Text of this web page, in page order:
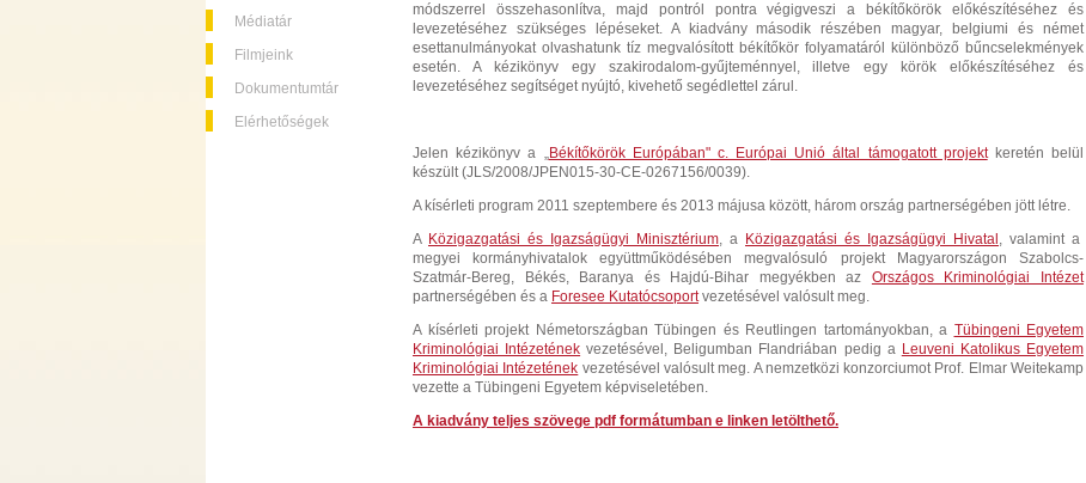
Médiatár
Filmjeink
Dokumentumtár
Elérhetőségek
módszerrel összehasonlítva, majd pontról pontra végigveszi a békítőkörök előkészítéséhez és
levezetéséhez szükséges lépéseket. A kiadvány második részében magyar, belgiumi és német
esettanulmányokat olvashatunk tíz megvalósított békítőkör folyamatáról különböző bűncselekmények
esetén. A kézikönyv egy szakirodalom-gyűjteménnyel, illetve egy körök előkészítéséhez és
levezetéséhez segítséget nyújtó, kivehető segédlettel zárul.
Jelen kézikönyv a „Békítőkörök Európában" c. Európai Unió által támogatott projektkeretén belül
készült (JLS/2008/JPEN015-30-CE-0267156/0039).
A kísérleti program 2011 szeptembere és 2013 májusa között, három ország partnerségében jött létre.
A Közigazgatási és Igazságügyi Minisztérium, a Közigazgatási és Igazságügyi Hivatal , valamint a
megyei kormányhivatalok együttműködésében megvalósuló projekt Magyarországon Szabolcs-
Szatmár-Bereg, Békés, Baranya és Hajdú-Bihar megyékben az Országos Kriminológiai Intézet
partnerségében és a Foresee Kutatócsoportvezetésével valósult meg.
A kísérleti projekt Németországban Tübingen és Reutlingen tartományokban, a Tübingeni Egyetem
Kriminológiai Intézetének vezetésével, Beligumban Flandriában pedig a Leuveni Katolikus Egyetem
Kriminológiai Intézetének vezetésével valósult meg. A nemzetközi konzorciumot Prof. Elmar Weitekamp
vezette a Tübingeni Egyetem képviseletében.
A kiadvány teljes szövege pdf formátumban e linken letölthető.